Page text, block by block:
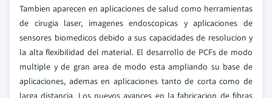
Tambien aparecen en aplicaciones de salud como herramientas
de cirugia laser, imagenes endoscopicas y aplicaciones de
sensores biomedicos debido a sus capacidades de resolucion y
la alta flexibilidad del material. El desarrollo de PCFs de modo
multiple y de gran area de modo esta ampliando su base de
aplicaciones, ademas en aplicaciones tanto de corta como de
larga distancia. Los nuevos avances en la fabricacion de fibras